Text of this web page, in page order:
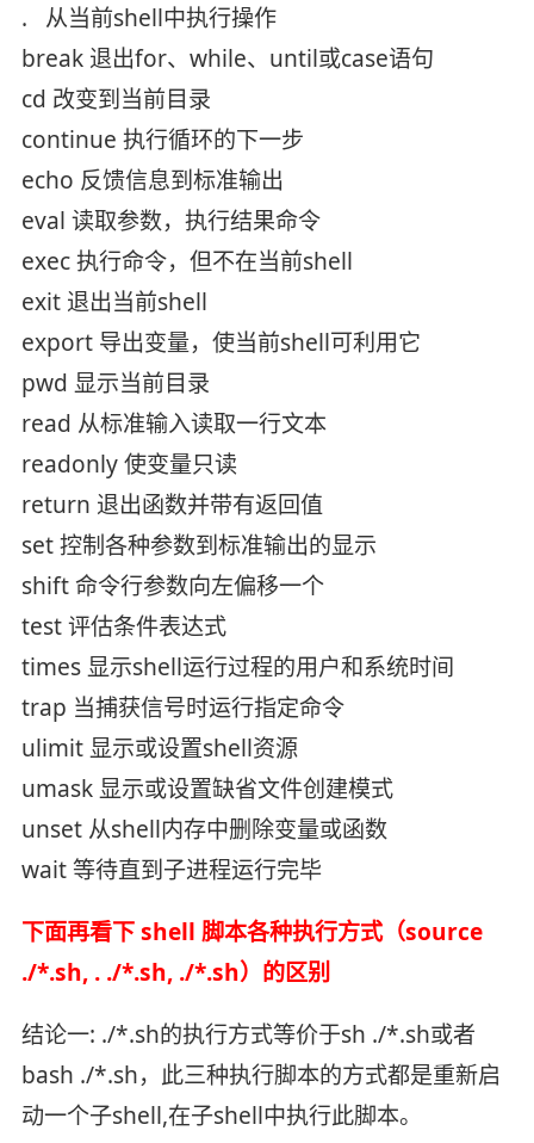
. 从当前shell中执行操作
break 退出for、while、until或case语句
cd 改变到当前目录
continue 执行循环的下一步
echo 反馈信息到标准输出
eval 读取参数，执行结果命令
exec 执行命令，但不在当前shell
exit 退出当前shell
export 导出变量，使当前shell可利用它
pwd 显示当前目录
read 从标准输入读取一行文本
readonly 使变量只读
return 退出函数并带有返回值
set 控制各种参数到标准输出的显示
shift 命令行参数向左偏移一个
test 评估条件表达式
times 显示shell运行过程的用户和系统时间
trap 当捕获信号时运行指定命令
ulimit 显示或设置shell资源
umask 显示或设置缺省文件创建模式
unset 从shell内存中删除变量或函数
wait 等待直到子进程运行完毕
下面再看下 shell 脚本各种执行方式（source
./*.sh, . ./*.sh, ./*.sh）的区别
结论一: ./*.sh的执行方式等价于sh ./*.sh或者
bash ./*.sh，此三种执行脚本的方式都是重新启
动一个子shell,在子shell中执行此脚本。